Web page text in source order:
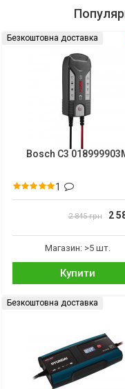
Безкоштовна доставка
Bosch C3
1
2 845 грн 2
Магазин: >5 шт.
Купити
Безкоштовна доставка